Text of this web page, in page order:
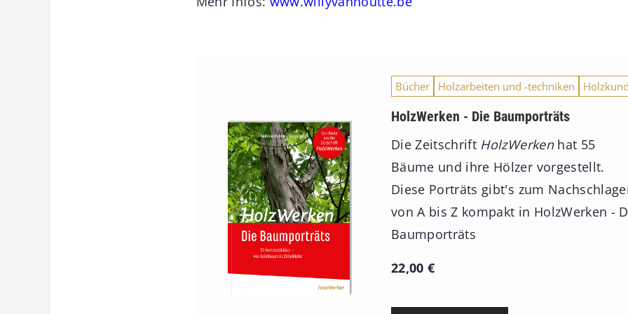
Bücher Holzarbeiten und -techniken
HolzWerken - Die Baumporträts
Die Zeitschrift HolzWerkenhat 55
Bäume und ihre Hölzer vorgestellt.
Diese Porträts gibt's zum
von A bis Z kompakt in HolzWerken -
Baumporträts
22,00 €